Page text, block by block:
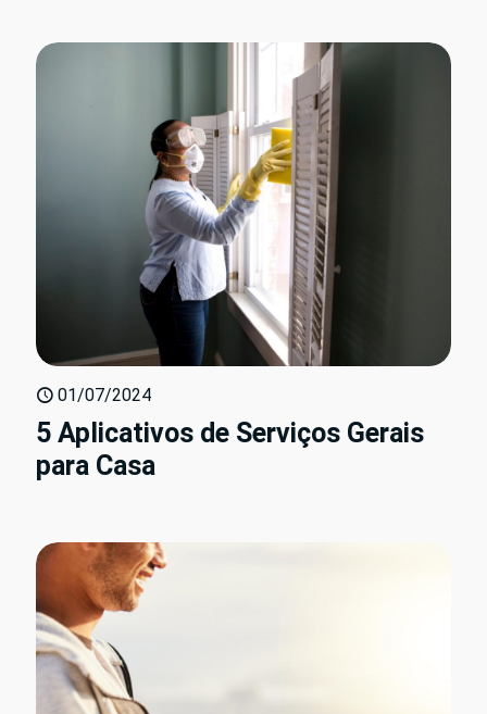
01/07/2024
5 Aplicativos de Serviços Gerais
para Casa